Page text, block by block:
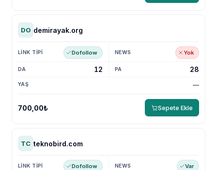
DO demirayak.org
Dofollow Yok
—
12 28
700,00₺ Sepete Ekle
TC teknobird.com
Dofollow Var